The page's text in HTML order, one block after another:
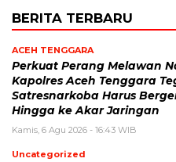
BERITA TERBARU
ACEH TENGGARA
Perkuat Perang Melawan
Kapolres Aceh Tenggara
Satresnarkoba Harus
Hingga ke Akar Jaringan
Kamis, 6 Agu 2026 - 16:43 WIB
Uncategorized